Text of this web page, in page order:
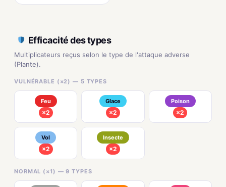
Efficacité des types
Multiplicateurs reçus selon le type de l'attaque adverse
(Plante).
VULNÉRABLE (×2) — 5 TYPES
Feu
×2
Glace
×2
Poison
×2
Vol
×2
Insecte
×2
NORMAL (×1) — 9 TYPES